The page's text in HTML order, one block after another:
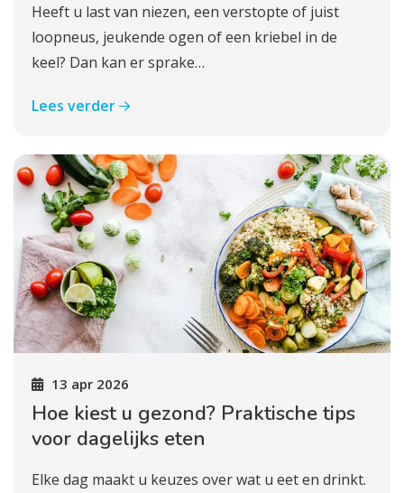
Heeft u last van niezen, een verstopte of juist
loopneus, jeukende ogen of een kriebel in de
keel? Dan kan er sprake…
Lees verder
13 apr 2026
Hoe kiest u gezond? Praktische tips
voor dagelijks eten
Elke dag maakt u keuzes over wat u eet en drinkt.